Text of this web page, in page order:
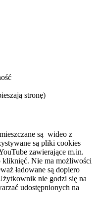
stronę)
są wideo z
są pliki cookies
zawierające m.in.
kliknięć. Nie ma możliwości
ładowane są dopiero
nie godzi się na
udostępnionych na